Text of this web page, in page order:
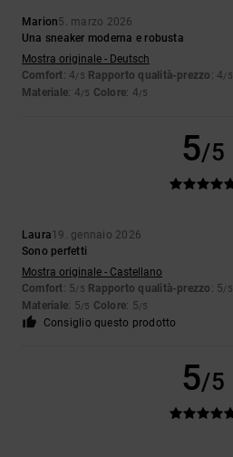
Marion5. marzo 2026
Una sneaker moderna e robusta
Mostra originale - Deutsch
Comfort: 4/5 Rapporto qualità-prezzo : 4/5
Materiale: 4/5 Colore: 4/5
5/5
Laura19. gennaio 2026
Sono perfetti
Mostra originale - Castellano
Comfort: 5/5 Rapporto qualità-prezzo : 5/5
Materiale: 5/5 Colore: 5/5
Consiglio questo prodotto
5/5